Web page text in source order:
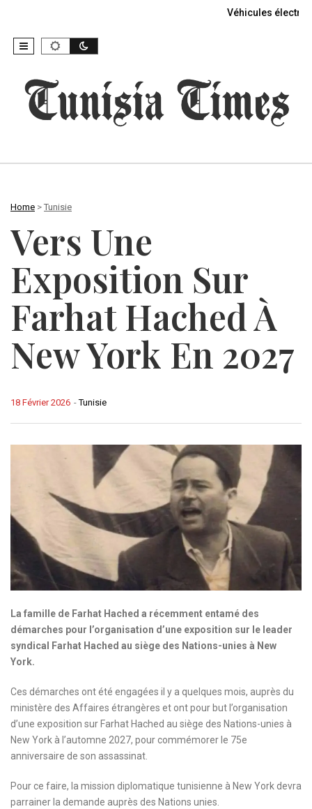
Véhicules
Home > Tunisie
Vers Une
Exposition Sur
Farhat Hached À
New York En 2027
-Tunisie
18 Février 2026
La famille de Farhat Hached a récemment entamé des
démarches pour l’organisation d’une exposition sur le leader
syndical Farhat Hached au siège des Nations-unies à New
York.
Ces démarches ont été engagées il y a quelques mois, auprès du
ministère des Affaires étrangères et ont pour but l’organisation
d’une exposition sur Farhat Hached au siège des Nations-unies à
New York à l’automne 2027, pour commémorer le 75e
anniversaire de son assassinat.
Pour ce faire, la mission diplomatique tunisienne à New York devra
parrainer la demande auprès des Nations unies.